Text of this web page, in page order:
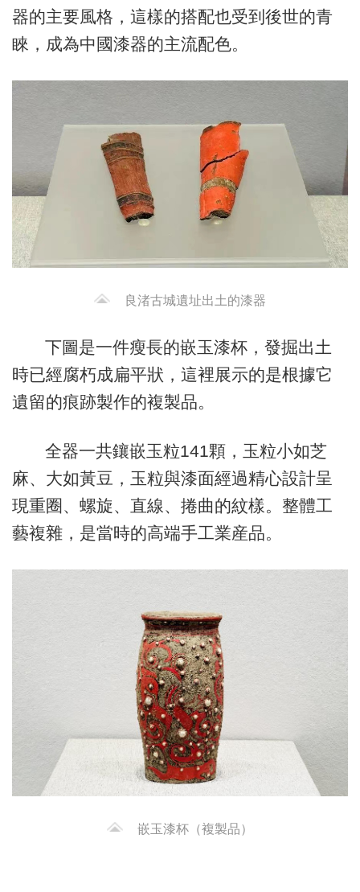
器的主要風格，這樣的搭配也受到後世的青
睞，成為中國漆器的主流配色。
良渚古城遺址出土的漆器
下圖是一件瘦長的嵌玉漆杯，發掘出土
時已經腐朽成扁平狀，這裡展示的是根據它
遺留的痕跡製作的複製品。
全器一共鑲嵌玉粒141顆，玉粒小如芝
麻、大如黃豆，玉粒與漆面經過精心設計呈
現重圈、螺旋、直線、捲曲的紋樣。整體工
藝複雜，是當時的高端手工業産品。
嵌玉漆杯（複製品）